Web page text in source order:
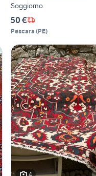
Soggiorno
50 €
Pescara (PE)
4